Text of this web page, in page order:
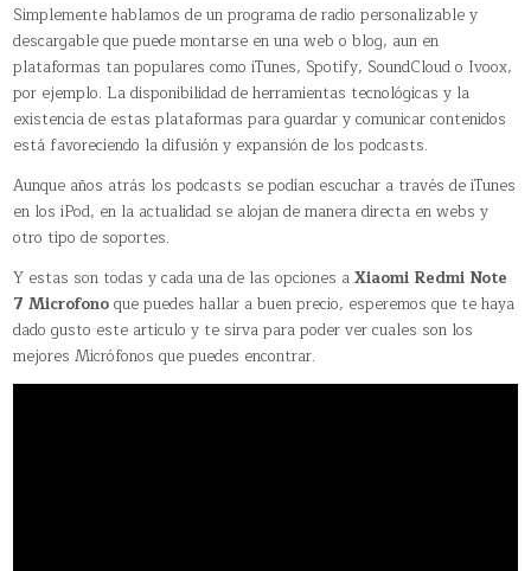
Simplemente hablamos de un programa de radio personalizable y
descargable que puede montarse en una web o blog, aun en
plataformas tan populares como iTunes, Spotify, SoundCloud o Ivoox,
por ejemplo. La disponibilidad de herramientas tecnológicas y la
existencia de estas plataformas para guardar y comunicar contenidos
está favoreciendo la difusión y expansión de los podcasts.
Aunque años atrás los podcasts se podían escuchar a través de iTunes
en los iPod, en la actualidad se alojan de manera directa en webs y
otro tipo de soportes.
Y estas son todas y cada una de las opciones aXiaomi Redmi Note
7 Microfonoque puedes hallar a buen precio, esperemos que te haya
dado gusto este articulo y te sirva para poder ver cuales son los
mejores Micrófonos que puedes encontrar.